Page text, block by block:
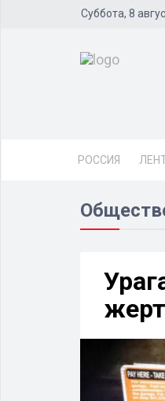
Суббота, 8
РОССИЯ